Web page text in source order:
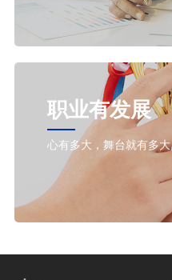
职业有发展
心有多大，舞台就有多大